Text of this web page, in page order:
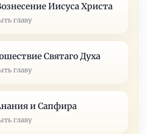
Иисуса Христа
главу
Святаго Духа
главу
и Сапфира
главу